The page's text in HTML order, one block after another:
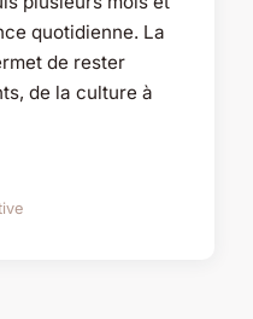
quotidienne. La
de rester
de la culture à